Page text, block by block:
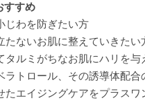
すすめ
じわを防ぎたい方
たないお肌に整えていきたい
タルミがちなお肌にハリを与
ラトロール、その誘導体配合
たエイジングケアをプラスワ